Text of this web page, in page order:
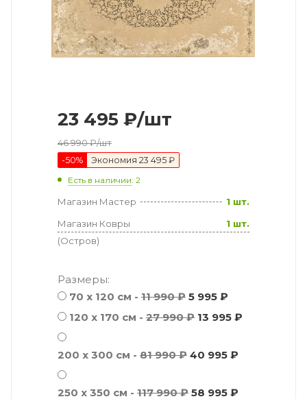
23 495 ₽/шт
46 990₽/шт
-50% Экономия 23 495 ₽
Есть в наличии: 2
Магазин Мастер
1 шт.
Магазин Ковры
(Остров)
1 шт.
Размеры:
70 х 120 см - 11 990 ₽ 5 995 ₽
120 x 170 см - 27 990 ₽ 13 995 ₽
200 x 300 см - 81 990 ₽ 40 995 ₽
250 x 350 см - 117 990 ₽ 58 995 ₽